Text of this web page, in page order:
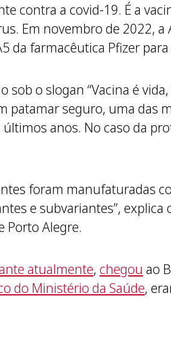
contra a covid-19. É a
Em novembro de 2022,
da farmacêutica Pfizer
sob o slogan “Vacina é
patamar seguro, uma das
anos. No caso da
foram manufaturadas
e subvariantes”,
Porto Alegre.
atualmente,chegou ao
do Ministério da Saúde,